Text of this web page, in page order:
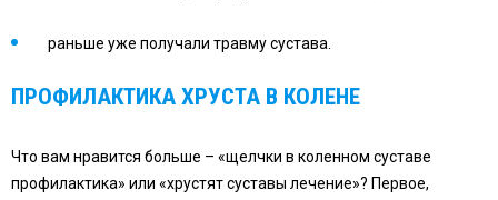
раньше уже получали травму сустава.
ПРОФИЛАКТИКА ХРУСТА В КОЛЕНЕ
Что вам нравится больше – «щелчки в коленном суставе
профилактика» или «хрустят суставы лечение»? Первое,